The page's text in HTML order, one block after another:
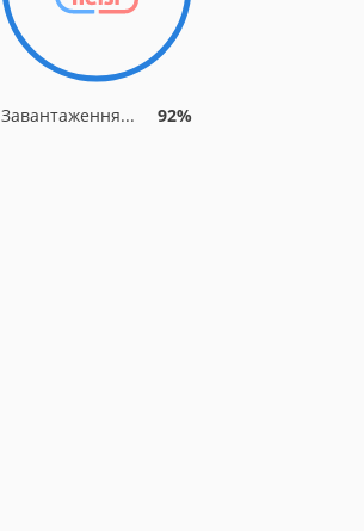
Завантаження... 92%